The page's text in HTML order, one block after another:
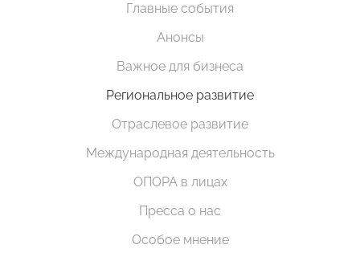
Главные события
Анонсы
Важное для бизнеса
Региональное развитие
Отраслевое развитие
Международная деятельность
ОПОРА в лицах
Пресса о нас
Особое мнение